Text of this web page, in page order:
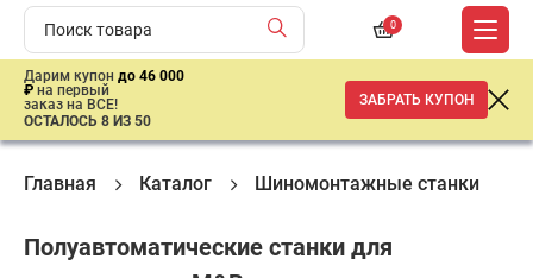
0
Дарим купон до 46 000
₽ на первый
заказ на ВСЕ!
ОСТАЛОСЬ 8 ИЗ 50
ЗАБРАТЬ КУПОН
Главная Каталог Шиномонтажные станки
Полуавтоматические станки для